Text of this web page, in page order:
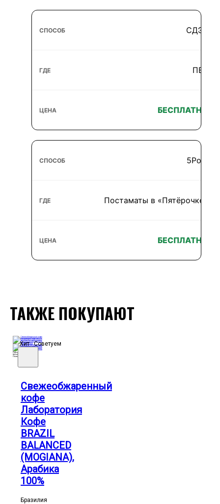
СДЭК
ПВЗ
БЕСПЛАТНО
5Post
Постаматы в «Пятёрочке»
БЕСПЛАТНО
ТАКЖЕ ПОКУПАЮТ
Хит Советуем
Горечь
Кислотность
Плотность
Свежеобжаренный
кофе
Лаборатория
Кофе
BRAZIL
BALANCED
(MOGIANA),
Арабика
100%
Бразилия